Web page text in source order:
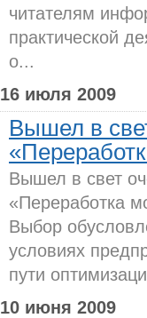
читателям
практической
о...
16 июля 2009
Вышел в
Вышел в свет
«Переработка
Выбор
условиях
пути
10 июня 2009